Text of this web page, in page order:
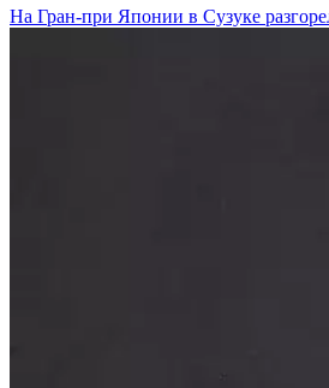
На Гран-при Японии в Сузуке